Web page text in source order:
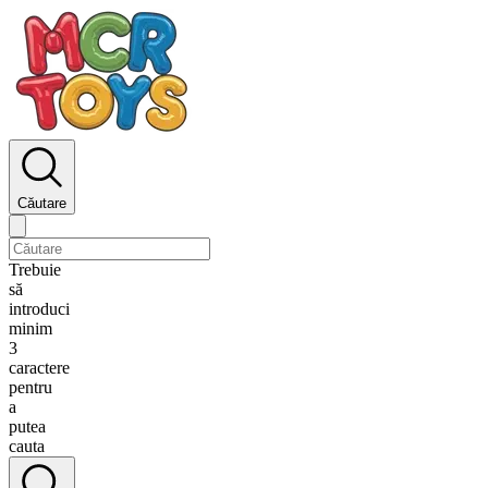
Căutare
Trebuie
să
introduci
minim
3
caractere
pentru
a
putea
cauta